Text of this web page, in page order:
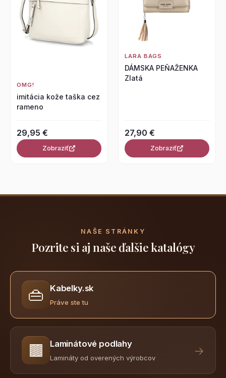
OMG!
imitácia kože taška cez
rameno
29,95 €
Zobraziť
LARA BAGS
DÁMSKA PEŇAŽENKA
Zlatá
27,90 €
Zobraziť
NAŠE STRÁNKY
Pozrite si aj naše ďalšie katalógy
👜 Kabelky.sk
Práve ste tu
🟫 Laminátové podlahy
Lamináty od overených výrobcov
→